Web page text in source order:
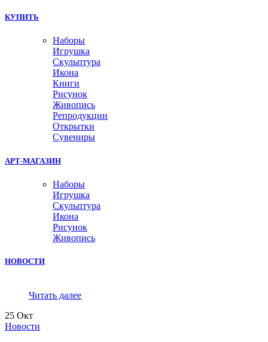
КУПИТЬ
Наборы
Игрушка
Скульптура
Икона
Книги
Рисунок
Живопись
Репродукции
Открытки
Сувениры
АРТ-МАГАЗИН
Наборы
Игрушка
Скульптура
Икона
Рисунок
Живопись
НОВОСТИ
Читать далее
25 Окт
Новости